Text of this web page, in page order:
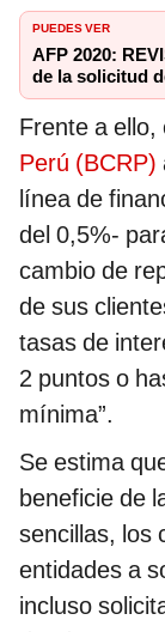
PUEDES VER
AFP 2020:
de la solicitud
Frente a ello,
Perú (BCRP)
línea de
del 0,5%-
cambio de
de sus
tasas de
2 puntos o
mínima”.
Se estima
beneficie de
sencillas, los
entidades a
incluso